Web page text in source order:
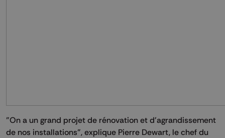
"On a un grand projet de rénovation et d'agrandissement
de nos installations", explique Pierre Dewart, le chef du